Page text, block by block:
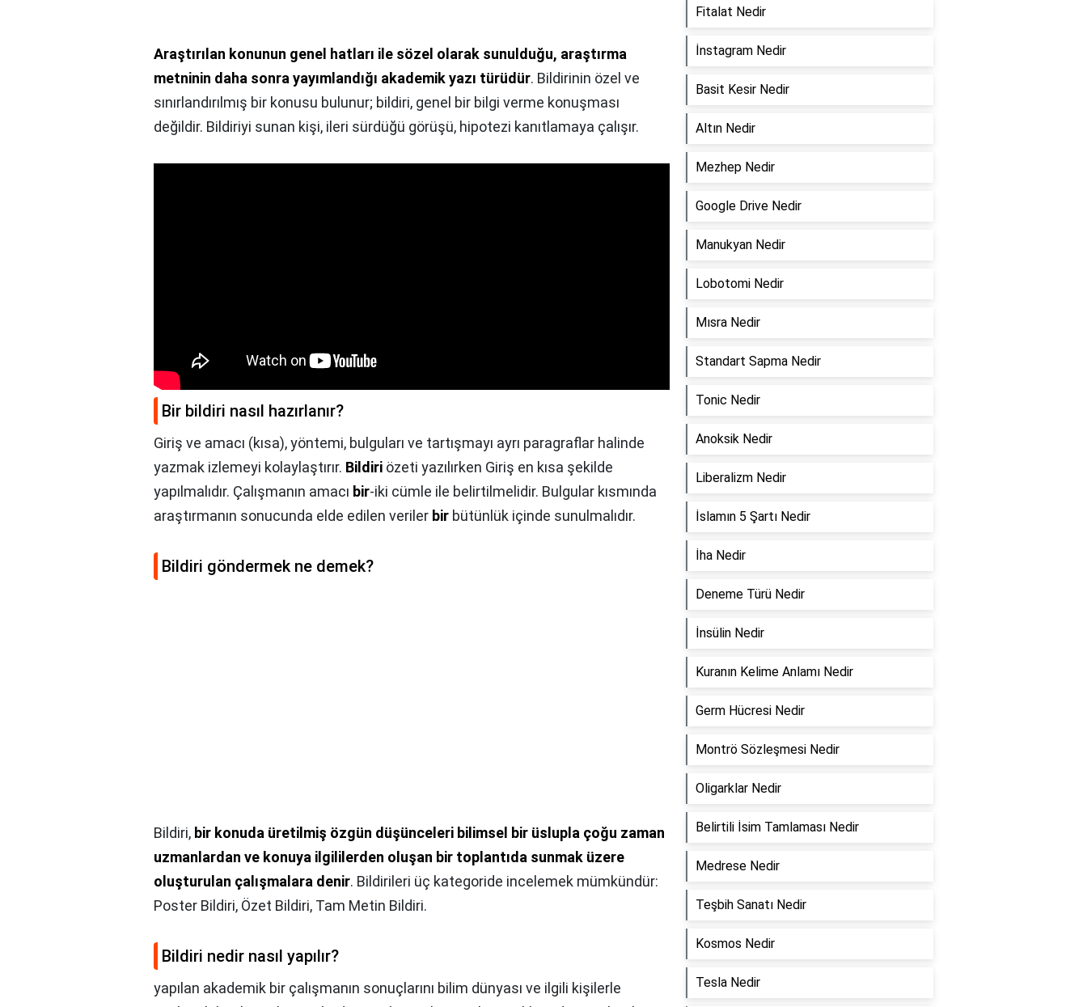
Araştırılan konunun genel hatları ile sözel olarak sunulduğu, araştırma
metninin daha sonra yayımlandığı akademik yazı türüdür. Bildirinin özel ve
sınırlandırılmış bir konusu bulunur; bildiri, genel bir bilgi verme konuşması
değildir. Bildiriyi sunan kişi, ileri sürdüğü görüşü, hipotezi kanıtlamaya çalışır.
Bir bildiri nasıl hazırlanır?
Giriş ve amacı (kısa), yöntemi, bulguları ve tartışmayı ayrı paragraflar halinde
yazmak izlemeyi kolaylaştırır. Bildiri özeti yazılırken Giriş en kısa şekilde
yapılmalıdır. Çalışmanın amacı bir-iki cümle ile belirtilmelidir. Bulgular kısmında
araştırmanın sonucunda elde edilen veriler bir bütünlük içinde sunulmalıdır.
Bildiri göndermek ne demek?
Bildiri, bir konuda üretilmiş özgün düşünceleri bilimsel bir üslupla çoğu zaman
uzmanlardan ve konuya ilgililerden oluşan bir toplantıda sunmak üzere
oluşturulan çalışmalara denir. Bildirileri üç kategoride incelemek mümkündür:
Poster Bildiri, Özet Bildiri, Tam Metin Bildiri.
Bildiri nedir nasıl yapılır?
yapılan akademik bir çalışmanın sonuçlarını bilim dünyası ve ilgili kişilerle
Fitalat Nedir
İnstagram Nedir
Basit Kesir Nedir
Altın Nedir
Mezhep Nedir
Google Drive Nedir
Manukyan Nedir
Lobotomi Nedir
Mısra Nedir
Standart Sapma Nedir
Tonic Nedir
Anoksik Nedir
Liberalizm Nedir
İslamın 5 Şartı Nedir
İha Nedir
Deneme Türü Nedir
İnsülin Nedir
Kuranın Kelime Anlamı Nedir
Germ Hücresi Nedir
Montrö Sözleşmesi Nedir
Oligarklar Nedir
Belirtili İsim Tamlaması Nedir
Medrese Nedir
Teşbih Sanatı Nedir
Kosmos Nedir
Tesla Nedir